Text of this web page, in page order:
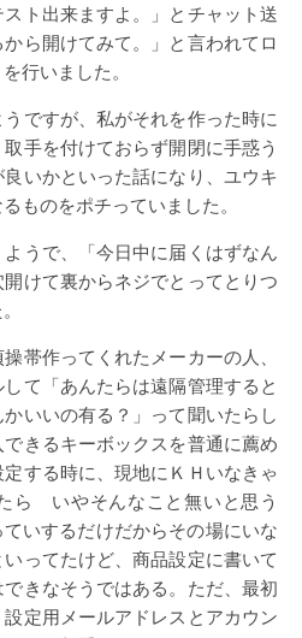
ト出来ますよ。」とチャット送
ら開けてみて。」と言われてロ
行いました。
ですが、私がそれを作った時に
手を付けておらず開閉に手惑う
いかといった話になり、ユウキ
ものをポチっていました。
うで、「今日中に届くはずなん
けて裏からネジでとってとりつ
帯作ってくれたメーカーの人、
て「あんたらは遠隔管理すると
いいの有る？」って聞いたらし
きるキーボックスを普通に薦め
する時に、現地にＫＨいなきゃ
ら いやそんなこと無いと思う
いするだけだからその場にいな
ってたけど、商品設定に書いて
きなそうではある。ただ、最初
定用メールアドレスとアカウン